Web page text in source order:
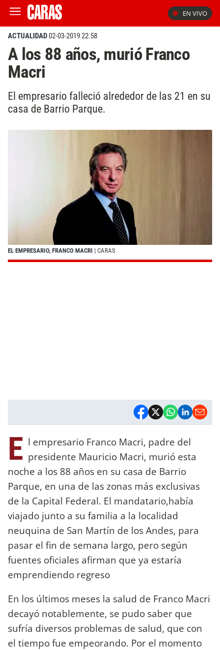
EN VIVO
ACTUALIDAD02-03-2019 22:58
A los 88 años, murió Franco
Macri
El empresario falleció alrededor de las 21 en su
casa de Barrio Parque.
EL EMPRESARIO, FRANCO MACRI | CARAS
E l empresario Franco Macri, padre del
presidente Mauricio Macri, murió esta
noche a los 88 años en su casa de Barrio
Parque, en una de las zonas más exclusivas
de la Capital Federal. El mandatario,había
viajado junto a su familia a la localidad
neuquina de San Martín de los Andes, para
pasar el fin de semana largo, pero según
fuentes oficiales afirman que ya estaría
emprendiendo regreso
En los últimos meses la salud de Franco Macri
decayó notablemente, se pudo saber que
sufría diversos problemas de salud, que con
el tiempo fue empeorando. Por el momento